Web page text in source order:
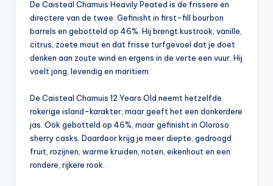
De Caisteal Chamuis Heavily Peated is de frissere en
directere van de twee. Gefinisht in first-fill bourbon
barrels en gebotteld op 46%. Hij brengt kustrook, vanille,
citrus, zoete mout en dat frisse turfgevoel dat je doet
denken aan zoute wind en ergens in de verte een vuur. Hij
voelt jong, levendig en maritiem.
De Caisteal Chamuis 12 Years Old neemt hetzelfde
rokerige island-karakter, maar geeft het een donkerdere
jas. Ook gebotteld op 46%, maar gefinisht in Oloroso
sherry casks. Daardoor krijg je meer diepte, gedroogd
fruit, rozijnen, warme kruiden, noten, eikenhout en een
rondere, rijkere rook.